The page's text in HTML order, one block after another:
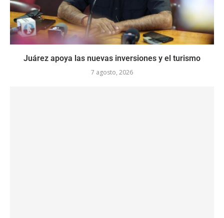
Juárez apoya las nuevas inversiones y el turismo
7 agosto, 2026